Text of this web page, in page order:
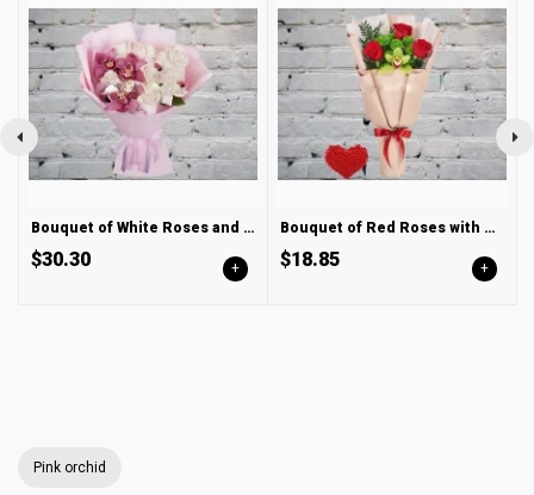
Bouquet of White Roses and Red Orchids
$30.30 +
Bouquet of Red Roses with Orchid and Chrysanthemum
$18.85 +
Pink orchid